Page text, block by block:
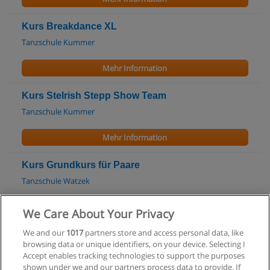
Kurs Breakdance XL
Tanzschule Kummer
Mehr Information
Kurs SteIrish Stepp Show Team
Tanzschule Kummer
Mehr Information
Kurs Grundkurs für Paare
Tanzschule Watzek
Mehr Information
Kurs Dancefloor
Tanzschule Kummer
We Care About Your Privacy
We and our 1017partners store and access personal data, like
browsing data or unique identifiers, on your device. Selecting I
Accept enables tracking technologies to support the purposes
shown under we and our partners process data to provide. If